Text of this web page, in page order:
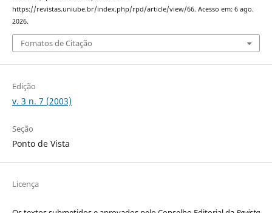
https://revistas.uniube.br/index.php/rpd/article/view/66. Acesso em: 6 ago.
2026.
Fomatos de Citação
Edição
v. 3 n. 7 (2003)
Seção
Ponto de Vista
Licença